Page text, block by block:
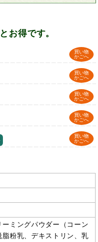
お得です。
買い物
かごへ
買い物
かごへ
買い物
かごへ
買い物
かごへ
買い物
かごへ
ミングパウダー（コーン
粉乳、デキストリン、乳